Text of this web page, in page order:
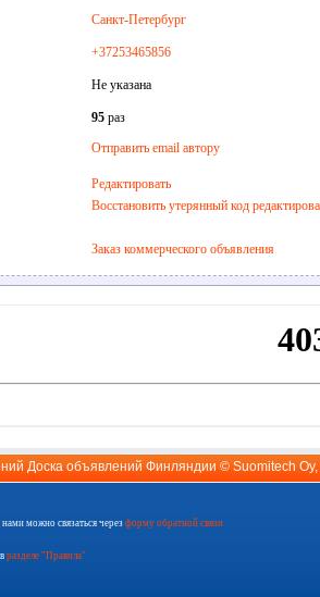
Санкт-Петербург
+37253465856
Не указана
95раз
Отправить email автору
Редактировать
Восстановить утерянный код
Заказ коммерческого объявления
Доска объявлений Финляндии © Suomitech Oy
можно связаться через форму обратной связи
разделе "Правила"